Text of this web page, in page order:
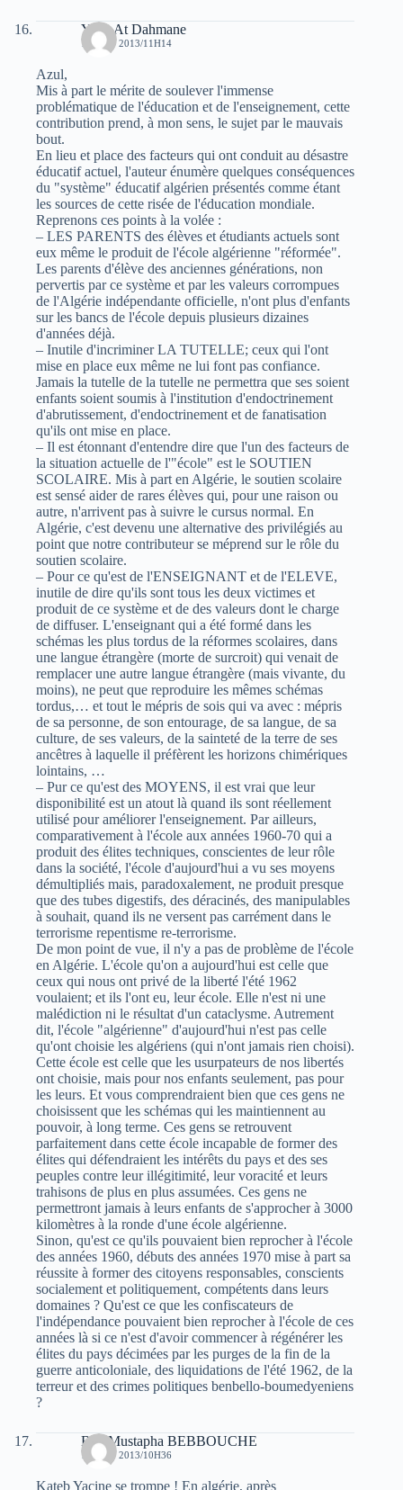
Ydyr At Dahmane
17 JUIN 2013/11H14
Azul,
Mis à part le mérite de soulever l'immense
problématique de l'éducation et de l'enseignement, cette
contribution prend, à mon sens, le sujet par le mauvais
bout.
En lieu et place des facteurs qui ont conduit au désastre
éducatif actuel, l'auteur énumère quelques conséquences
du "système" éducatif algérien présentés comme étant
les sources de cette risée de l'éducation mondiale.
Reprenons ces points à la volée :
– LES PARENTS des élèves et étudiants actuels sont
eux même le produit de l'école algérienne "réformée".
Les parents d'élève des anciennes générations, non
pervertis par ce système et par les valeurs corrompues
de l'Algérie indépendante officielle, n'ont plus d'enfants
sur les bancs de l'école depuis plusieurs dizaines
d'années déjà.
– Inutile d'incriminer LA TUTELLE; ceux qui l'ont
mise en place eux même ne lui font pas confiance.
Jamais la tutelle de la tutelle ne permettra que ses soient
enfants soient soumis à l'institution d'endoctrinement
d'abrutissement, d'endoctrinement et de fanatisation
qu'ils ont mise en place.
– Il est étonnant d'entendre dire que l'un des facteurs de
la situation actuelle de l'"école" est le SOUTIEN
SCOLAIRE. Mis à part en Algérie, le soutien scolaire
est sensé aider de rares élèves qui, pour une raison ou
autre, n'arrivent pas à suivre le cursus normal. En
Algérie, c'est devenu une alternative des privilégiés au
point que notre contributeur se méprend sur le rôle du
soutien scolaire.
– Pour ce qu'est de l'ENSEIGNANT et de l'ELEVE,
inutile de dire qu'ils sont tous les deux victimes et
produit de ce système et de des valeurs dont le charge
de diffuser. L'enseignant qui a été formé dans les
schémas les plus tordus de la réformes scolaires, dans
une langue étrangère (morte de surcroit) qui venait de
remplacer une autre langue étrangère (mais vivante, du
moins), ne peut que reproduire les mêmes schémas
tordus,… et tout le mépris de sois qui va avec : mépris
de sa personne, de son entourage, de sa langue, de sa
culture, de ses valeurs, de la sainteté de la terre de ses
ancêtres à laquelle il préfèrent les horizons chimériques
lointains, …
– Pur ce qu'est des MOYENS, il est vrai que leur
disponibilité est un atout là quand ils sont réellement
utilisé pour améliorer l'enseignement. Par ailleurs,
comparativement à l'école aux années 1960-70 qui a
produit des élites techniques, conscientes de leur rôle
dans la société, l'école d'aujourd'hui a vu ses moyens
démultipliés mais, paradoxalement, ne produit presque
que des tubes digestifs, des déracinés, des manipulables
à souhait, quand ils ne versent pas carrément dans le
terrorisme repentisme re-terrorisme.
De mon point de vue, il n'y a pas de problème de l'école
en Algérie. L'école qu'on a aujourd'hui est celle que
ceux qui nous ont privé de la liberté l'été 1962
voulaient; et ils l'ont eu, leur école. Elle n'est ni une
malédiction ni le résultat d'un cataclysme. Autrement
dit, l'école "algérienne" d'aujourd'hui n'est pas celle
qu'ont choisie les algériens (qui n'ont jamais rien choisi).
Cette école est celle que les usurpateurs de nos libertés
ont choisie, mais pour nos enfants seulement, pas pour
les leurs. Et vous comprendraient bien que ces gens ne
choisissent que les schémas qui les maintiennent au
pouvoir, à long terme. Ces gens se retrouvent
parfaitement dans cette école incapable de former des
élites qui défendraient les intérêts du pays et des ses
peuples contre leur illégitimité, leur voracité et leurs
trahisons de plus en plus assumées. Ces gens ne
permettront jamais à leurs enfants de s'approcher à 3000
kilomètres à la ronde d'une école algérienne.
Sinon, qu'est ce qu'ils pouvaient bien reprocher à l'école
des années 1960, débuts des années 1970 mise à part sa
réussite à former des citoyens responsables, conscients
socialement et politiquement, compétents dans leurs
domaines ? Qu'est ce que les confiscateurs de
l'indépendance pouvaient bien reprocher à l'école de ces
années là si ce n'est d'avoir commencer à régénérer les
élites du pays décimées par les purges de la fin de la
guerre anticoloniale, des liquidations de l'été 1962, de la
terreur et des crimes politiques benbello-boumedyeniens
?
Bey Mustapha BEBBOUCHE
19 JUIN 2013/10H36
Kateb Yacine se trompe ! En algérie, après